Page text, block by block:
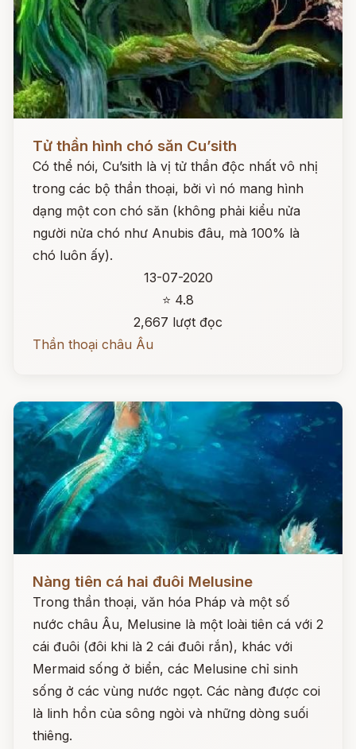
Tử thần hình chó săn Cu’sith
Có thể nói, Cu’sith là vị tử thần độc nhất vô nhị
trong các bộ thần thoại, bởi vì nó mang hình
dạng một con chó săn (không phải kiểu nửa
người nửa chó như Anubis đâu, mà 100% là
chó luôn ấy).
13-07-2020
⭐ 4.8
2,667 lượt đọc
Thần thoại châu Âu
Nàng tiên cá hai đuôi Melusine
Trong thần thoại, văn hóa Pháp và một số
nước châu Âu, Melusine là một loài tiên cá với 2
cái đuôi (đôi khi là 2 cái đuôi rắn), khác với
Mermaid sống ở biển, các Melusine chỉ sinh
sống ở các vùng nước ngọt. Các nàng được coi
là linh hồn của sông ngòi và những dòng suối
thiêng.